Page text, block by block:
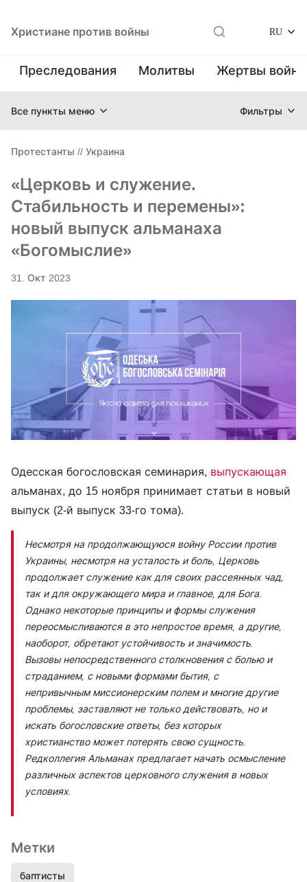
Христиане против войны RU
Преследования Молитвы Жертвы
Все пункты меню Фильтры
Протестанты // Украина
«Церковь и служение.
Стабильность и перемены»:
новый выпуск альманаха
«Богомыслие»
31. Окт 2023
Одесская богословская семинария, выпускающая
альманах, до 15 ноября принимает статьи в новый
выпуск (2-й выпуск 33-го тома).
Несмотря на продолжающуюся войну России против
Украины, несмотря на усталость и боль, Церковь
продолжает служение как для своих рассеянных чад,
так и для окружающего мира и главное, для Бога.
Однако некоторые принципы и формы служения
переосмысливаются в это непростое время, а другие,
наоборот, обретают устойчивость и значимость.
Вызовы непосредственного столкновения с болью и
страданием, с новыми формами бытия, с
непривычным миссионерским полем и многие другие
проблемы, заставляют не только действовать, но и
искать богословские ответы, без которых
христианство может потерять свою сущность.
Редколлегия Альманах предлагает начать осмысление
различных аспектов церковного служения в новых
условиях.
Метки
баптисты